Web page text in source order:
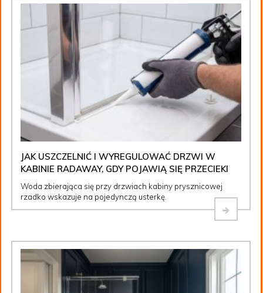
JAK USZCZELNIĆ I WYREGULOWAĆ DRZWI W
KABINIE RADAWAY, GDY POJAWIĄ SIĘ PRZECIEKI
Woda zbierająca się przy drzwiach kabiny prysznicowej
rzadko wskazuje na pojedynczą usterkę.